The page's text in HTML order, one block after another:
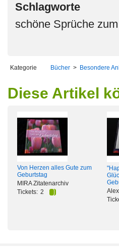
Schlagworte
schöne Sprüche
Kategorie Bücher > Besondere
Diese Artikel
Von Herzen alles Gute zum
Geburtstag
MIRA Zitatenarchiv
Tickets: 2